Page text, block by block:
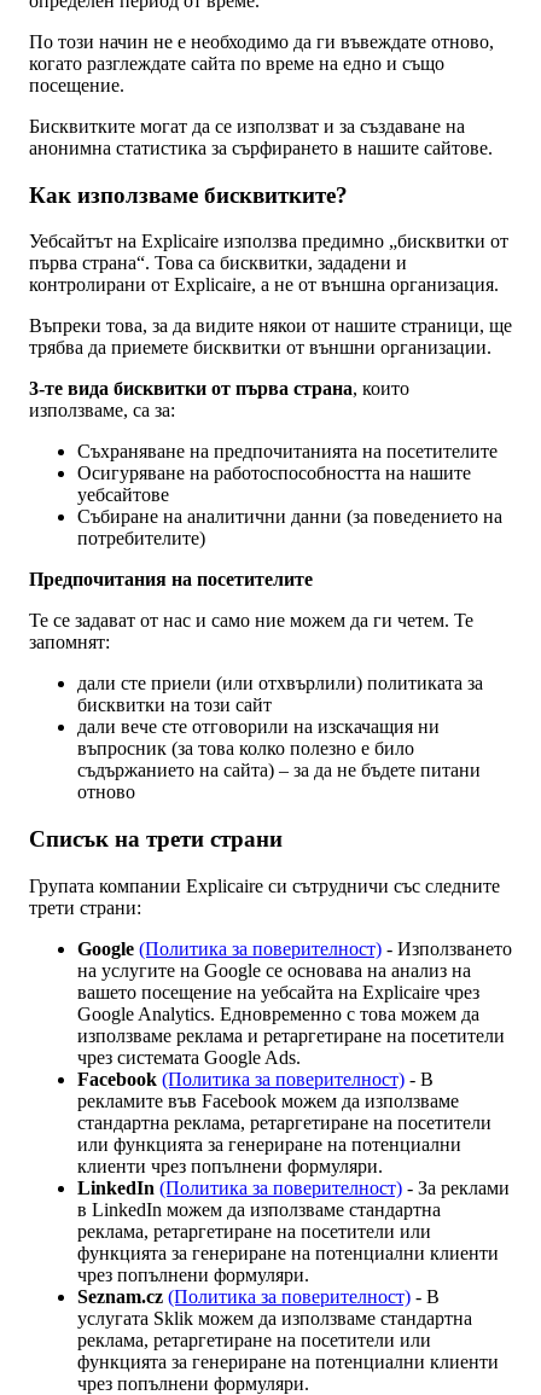
По този начин не е необходимо да ги въвеждате отново,
когато разглеждате сайта по време на едно и също
посещение.
Бисквитките могат да се използват и за създаване на
анонимна статистика за сърфирането в нашите сайтове.
Как използваме бисквитките?
Уебсайтът на Explicaire използва предимно „бисквитки от
първа страна“. Това са бисквитки, зададени и
контролирани от Explicaire, а не от външна организация.
Въпреки това, за да видите някои от нашите страници, ще
трябва да приемете бисквитки от външни организации.
3-те вида бисквитки от първа страна, които
използваме, са за:
Съхраняване на предпочитанията на посетителите
Осигуряване на работоспособността на нашите
уебсайтове
Събиране на аналитични данни (за поведението на
потребителите)
Предпочитания на посетителите
Те се задават от нас и само ние можем да ги четем. Те
запомнят:
дали сте приели (или отхвърлили) политиката за
бисквитки на този сайт
дали вече сте отговорили на изскачащия ни
въпросник (за това колко полезно е било
съдържанието на сайта) – за да не бъдете питани
отново
Списък на трети страни
Групата компании Explicaire си сътрудничи със следните
трети страни:
Google (Политика за поверителност) - Използването
на услугите на Google се основава на анализ на
вашето посещение на уебсайта на Explicaire чрез
Google Analytics. Едновременно с това можем да
използваме реклама и ретаргетиране на посетители
чрез системата Google Ads.
Facebook (Политика за поверителност) - В
рекламите във Facebook можем да използваме
стандартна реклама, ретаргетиране на посетители
или функцията за генериране на потенциални
клиенти чрез попълнени формуляри.
LinkedIn (Политика за поверителност) - За реклами
в LinkedIn можем да използваме стандартна
реклама, ретаргетиране на посетители или
функцията за генериране на потенциални клиенти
чрез попълнени формуляри.
Seznam.cz (Политика за поверителност) - В
услугата Sklik можем да използваме стандартна
реклама, ретаргетиране на посетители или
функцията за генериране на потенциални клиенти
чрез попълнени формуляри.